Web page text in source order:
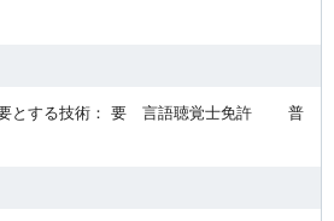
要とする技術： 要 言語聴覚士免許 普